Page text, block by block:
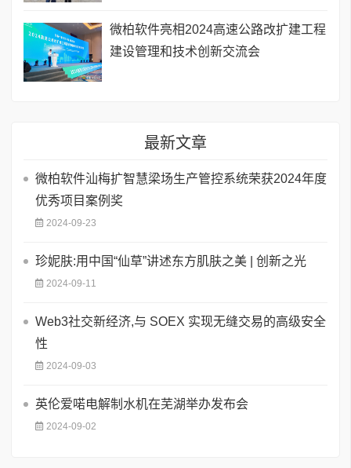
微柏软件亮相2024高速公路改扩建工程
建设管理和技术创新交流会
最新文章
微柏软件汕梅扩智慧梁场生产管控系统荣获2024年度
优秀项目案例奖
2024-09-23
珍妮肤:用中国“仙草”讲述东方肌肤之美 | 创新之光
2024-09-11
Web3社交新经济,与 SOEX 实现无缝交易的高级安全
性
2024-09-03
英伦爱喏电解制水机在芜湖举办发布会
2024-09-02